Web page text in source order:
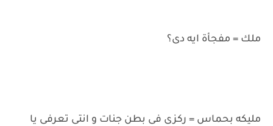
ملك = مفجأة ايه دى؟
مليكه بحماس = ركزى فى بطن جنات و انتى تعرفى يا